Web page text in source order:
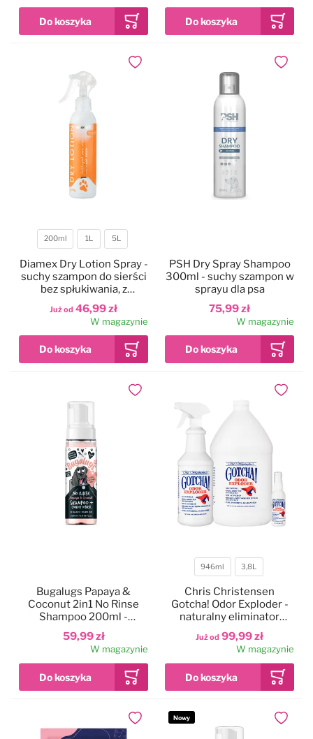
Pojemność
200ml 1L 5L
Już od 46,99 zł
Diamex Dry Lotion Spray -
suchy szampon do sierści
bez spłukiwania, z
olejkiem cytrynowym
W magazynie
Dodaj do ulubionych
75,99 zł
PSH Dry Spray Shampoo
300ml - suchy szampon w
sprayu dla psa
W magazynie
Dodaj
59,99 zł
Bugalugs Papaya &
Coconut 2in1 No Rinse
Shampoo 200ml -
szampon z odżywką dla
psa, bez spłukiwania,
owocowy zapach
W magazynie
Dodaj do ulubionych
Pojemność
946ml 3,8L
Już od 99,99 zł
Chris Christensen
Gotcha! Odor Exploder -
naturalny eliminator
brzydkich zapachów z
sierści i powierzchni
W magazynie
Dodaj
Dodaj do ulubionych
Nowy
Dodaj